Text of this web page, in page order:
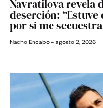
Navratilova revela
deserción: “Estuve
por si me
Nacho Encabo agosto 2, 2026